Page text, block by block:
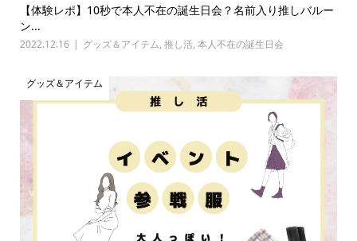
【体験レポ】10秒で本人不在の誕生日会？名前入り推しバルー
ン...
2022.12.16 グッズ＆アイテム, 推し活, 本人不在の誕生日会
グッズ＆アイテム